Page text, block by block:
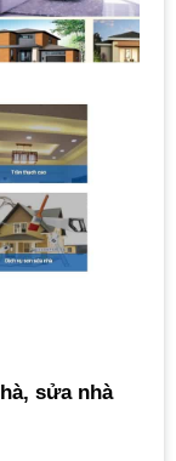
sửa nhà